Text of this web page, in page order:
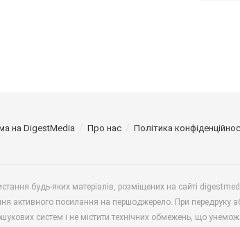
на DigestMedia Про нас Політика
будь-яких матеріалів, розміщених на сайті
активного посилання на першоджерело. При передруку
систем і не містити технічних обмежень, що